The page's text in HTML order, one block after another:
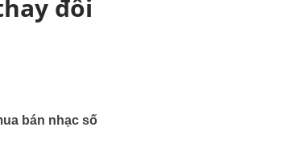
đổi
bán nhạc số